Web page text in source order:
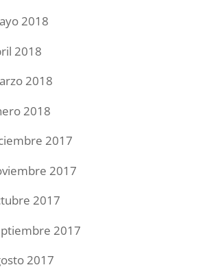
2018
2018
2018
2018
2017
2017
2017
2017
2017